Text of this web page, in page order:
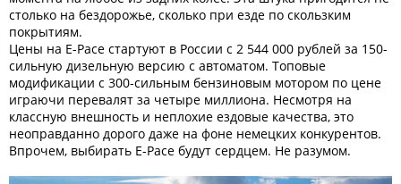
столько на бездорожье, сколько при езде по скользким
покрытиям.
Цены на E-Pace стартуют в России с 2 544 000 рублей за 150-
сильную дизельную версию с автоматом. Топовые
модификации с 300-сильным бензиновым мотором по цене
играючи перевалят за четыре миллиона. Несмотря на
классную внешность и неплохие ездовые качества, это
неоправданно дорого даже на фоне немецких конкурентов.
Впрочем, выбирать E-Pace будут сердцем. Не разумом.